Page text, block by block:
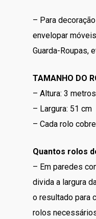
– Para
envelopar
Guarda-Roupas,
TAMANHO DO
– Altura: 3 metros
– Largura: 51 cm
– Cada rolo
Quantos rolos
– Em paredes
divida a largura
o resultado para
rolos